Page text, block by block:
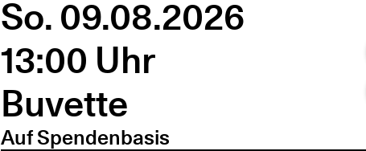
So. 09.08.2026
13:00 Uhr
Buvette
Auf Spendenbasis